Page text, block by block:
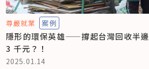
尊嚴就業 案例
隱形的環保英雄——撐起台灣回收半
3 千元？！
2025.01.14